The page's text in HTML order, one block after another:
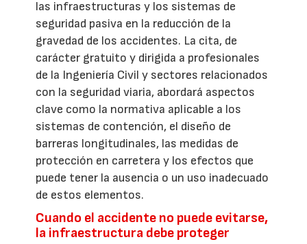
las infraestructuras y los sistemas de
seguridad pasiva en la reducción de la
gravedad de los accidentes. La cita, de
carácter gratuito y dirigida a profesionales
de la Ingeniería Civil y sectores relacionados
con la seguridad viaria, abordará aspectos
clave como la normativa aplicable a los
sistemas de contención, el diseño de
barreras longitudinales, las medidas de
protección en carretera y los efectos que
puede tener la ausencia o un uso inadecuado
de estos elementos.
Cuando el accidente no puede evitarse,
la infraestructura debe proteger